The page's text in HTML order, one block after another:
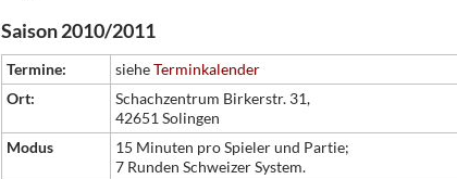
Saison 2010/2011
Termine: sieheTerminkalender
Ort:
Schachzentrum Birkerstr. 31,
42651 Solingen
Modus
15 Minuten pro Spieler und Partie;
7 Runden Schweizer System.